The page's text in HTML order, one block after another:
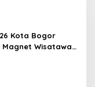
Kota Bogor
Magnet Wisatawan